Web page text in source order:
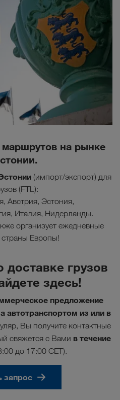
на рынке
(импорт/экспорт) для
(FTL):
Австрия, Эстония,
Италия, Нидерланды.
организует ежедневные
страны Европы!
грузов
здесь!
предложение
автотранспортом из или в
Вы получите контактные
свяжется с Вами в течение
до 17:00 CET).
запрос